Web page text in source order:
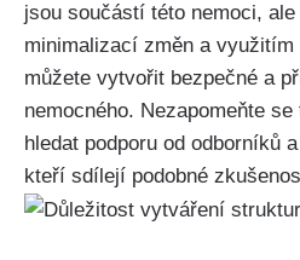
jsou součástí této nemoci,
minimalizací změn a
můžete vytvořit bezpečné a
nemocného. Nezapomeňte
hledat podporu od odborníků
kteří sdílejí podobné